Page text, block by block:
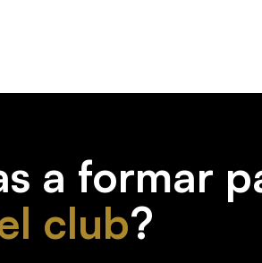
a formar
club?